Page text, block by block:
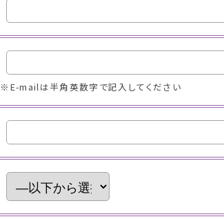
※E-mailは半角英数字で記入してください